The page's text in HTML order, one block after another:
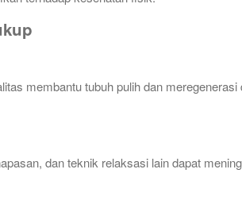
membantu tubuh pulih dan
dan teknik relaksasi lain dapat